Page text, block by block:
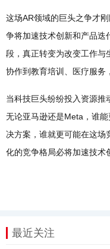
这场AR领域的巨头之争才
争将加速技术创新和产品迭
段，真正转变为改变工作与
协作到教育培训、医疗服务
当科技巨头纷纷投入资源推
无论亚马逊还是Meta，谁
决方案，谁就更可能在这场
化的竞争格局必将加速技术
最近关注